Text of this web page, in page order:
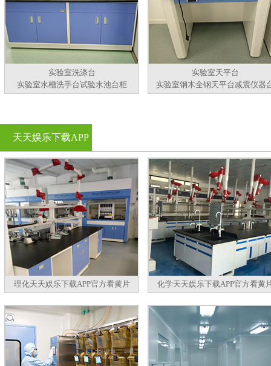
实验室洗涤台
实验室水槽洗手台试验水池台柜
实验室天平台
实验室钢木全钢天平台减震仪器
天天娱乐下载APP
官方看黄片
理化天天娱乐下载APP官方看黄片 化学天天娱乐下载APP官方看黄